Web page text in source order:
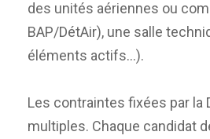
des unités aériennes ou
BAP/DétAir), une salle
éléments actifs…).
Les contraintes fixées par la
multiples. Chaque candidat